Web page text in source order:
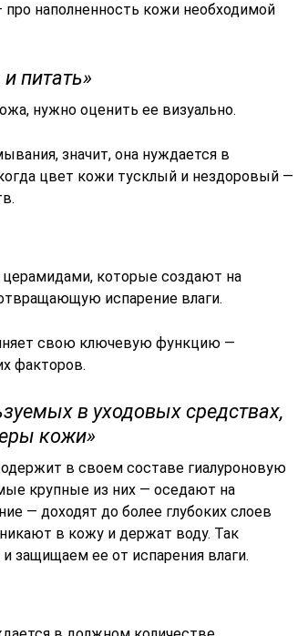
про наполненность кожи необходимой
питать»
нужно оценить ее визуально.
значит, она нуждается в
цвет кожи тусклый и нездоровый —
которые создают на
испарение влаги.
свою ключевую функцию —
факторов.
в уходовых средствах,
кожи»
в своем составе гиалуроновую
крупные из них — оседают на
— доходят до более глубоких слоев
в кожу и держат воду. Так
защищаем ее от испарения влаги.